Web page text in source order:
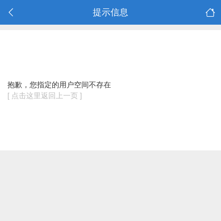
提示信息
抱歉，您指定的用户空间不存在
[ 点击这里返回上一页 ]